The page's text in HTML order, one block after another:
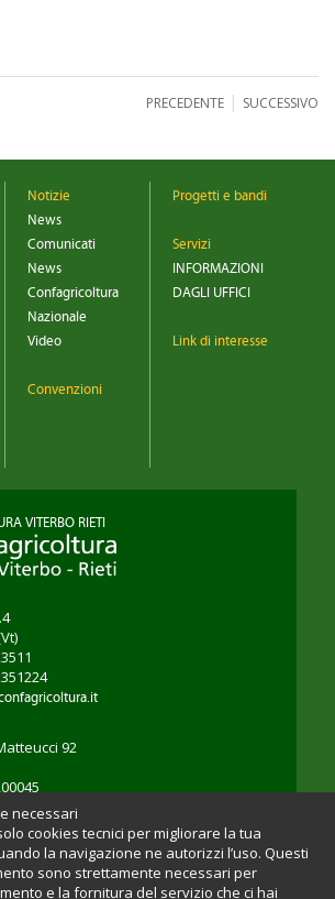
PRECEDENTE | SUCCESSIVO
Notizie
News
Comunicati
News
Confagricoltura
Nazionale
Video
Convenzioni
Progetti e bandi
Servizi
INFORMAZIONI
DAGLI UFFICI
Link di interesse
VITERBO RIETI
92
necessari
cookies tecnici per migliorare la tua
la navigazione ne autorizzi l’uso. Questi
sono strettamente necessari per
e la fornitura del servizio che ci hai